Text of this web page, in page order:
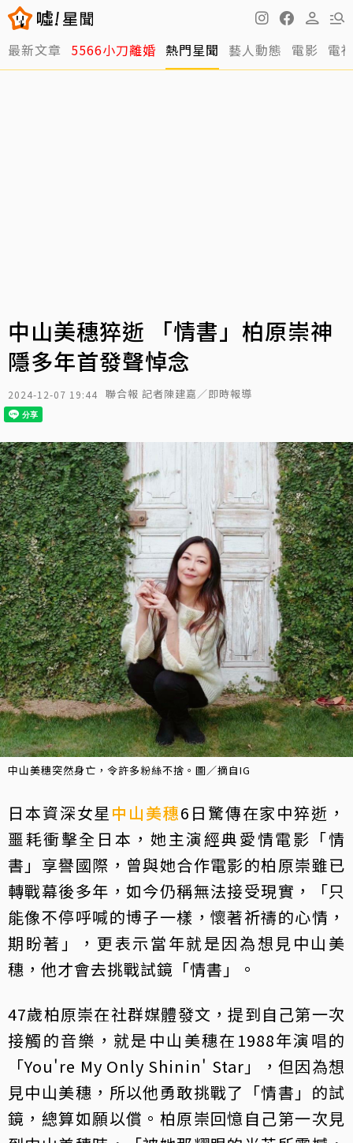
最新文章 5566小刀離婚 熱門星聞 藝人動態 電影 電
中山美穗猝逝 「情書」柏原崇神
隱多年首發聲悼念
2024-12-07 19:44 聯合報 記者陳建嘉／即時報導
中山美穗突然身亡，令許多粉絲不捨。圖／摘自IG
日本資深女星 中山美穗6日驚傳在家中猝逝，
噩耗衝擊全日本，她主演經典愛情電影「情
書」享譽國際，曾與她合作電影的柏原崇雖已
轉戰幕後多年，如今仍稱無法接受現實，「只
能像不停呼喊的博子一樣，懷著祈禱的心情，
期盼著」，更表示當年就是因為想見中山美
穗，他才會去挑戰試鏡「情書」。
47歲柏原崇在社群媒體發文，提到自己第一次
接觸的音樂，就是中山美穗在1988年演唱的
「You're My Only Shinin' Star」，但因為想
見中山美穗，所以他勇敢挑戰了「情書」的試
鏡，總算如願以償。柏原崇回憶自己第一次見